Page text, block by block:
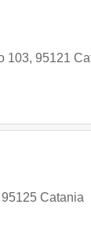
103, 95121
95125 Catania